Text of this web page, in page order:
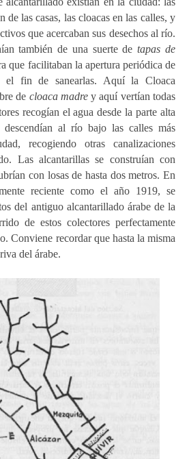
de las casas, las cloacas en las calles, y
que acercaban sus desechos al río.
también de una suerte detapas de
que facilitaban la apertura periódica de
el fin de sanearlas. Aquí la Cloaca
de cloaca madrey aquí vertían todas
recogían el agua desde la parte alta
al río bajo las calles más
recogiendo otras canalizaciones
Las alcantarillas se construían con
con losas de hasta dos metros. En
reciente como el año 1919, se
del antiguo alcantarillado árabe de la
de estos colectores perfectamente
Conviene recordar que hasta la misma
del árabe.